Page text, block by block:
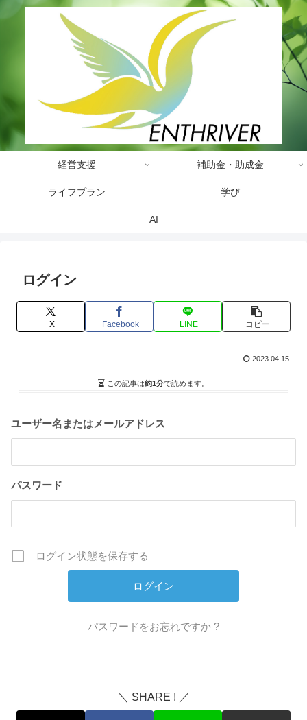
経営支援 補助金・助成金
ライフプラン 学び
AI
ログイン
X Facebook LINE コピー
2023.04.15
この記事は約1分で読めます。
ユーザー名またはメールアドレス
パスワード
ログイン状態を保存する
パスワードをお忘れですか ?
＼ SHARE ! ／